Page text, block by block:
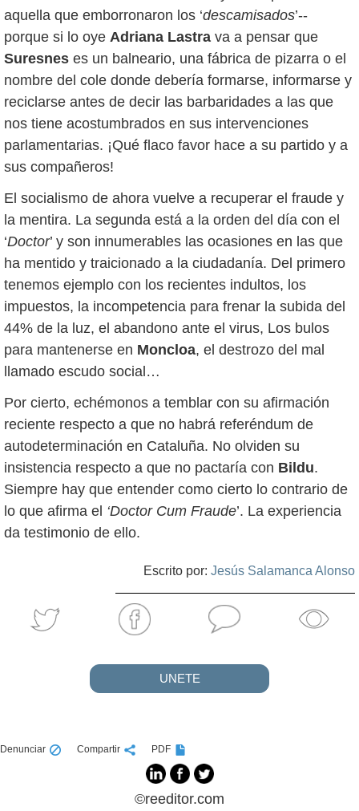
aquella que emborronaron los ‘descamisados’--
porque si lo oye Adriana Lastra va a pensar que
Suresnes es un balneario, una fábrica de pizarra o el
nombre del cole donde debería formarse, informarse y
reciclarse antes de decir las barbaridades a las que
nos tiene acostumbrados en sus intervenciones
parlamentarias. ¡Qué flaco favor hace a su partido y a
sus compañeros!
El socialismo de ahora vuelve a recuperar el fraude y
la mentira. La segunda está a la orden del día con el
‘Doctor’ y son innumerables las ocasiones en las que
ha mentido y traicionado a la ciudadanía. Del primero
tenemos ejemplo con los recientes indultos, los
impuestos, la incompetencia para frenar la subida del
44% de la luz, el abandono ante el virus, Los bulos
para mantenerse en Moncloa, el destrozo del mal
llamado escudo social…
Por cierto, echémonos a temblar con su afirmación
reciente respecto a que no habrá referéndum de
autodeterminación en Cataluña. No olviden su
insistencia respecto a que no pactaría con Bildu.
Siempre hay que entender como cierto lo contrario de
lo que afirma el ‘Doctor Cum Fraude’. La experiencia
da testimonio de ello.
Escrito por: Jesús Salamanca Alonso
UNETE
Denunciar Compartir PDF
©reeditor.com